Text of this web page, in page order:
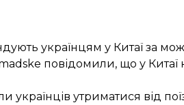
українцям у Китаї за
повідомили, що у Китаї
українців утриматися від